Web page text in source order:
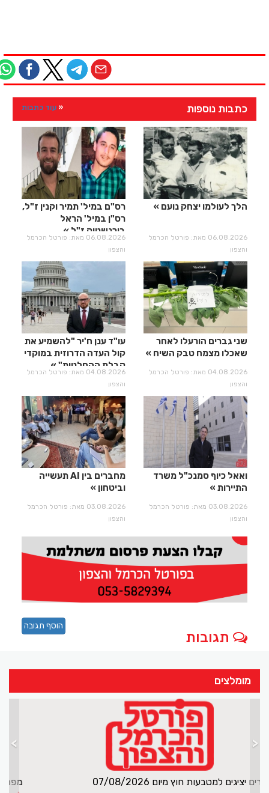
כתבות נוספות עוד כתבות
הלך לעולמו יצחק נועם
06.08.2026 מאת: פורטל הכרמל
והצפון
רס"ם במיל' תמיר וקנין ז"ל,
רס"ן במיל' הראל
בירנשטוק ז"ל
06.08.2026 מאת: פורטל הכרמל
והצפון
שני גברים הורעלו לאחר
שאכלו מצמח טבק השיח
04.08.2026 מאת: פורטל הכרמל
והצפון
עו"ד ענן ח'יר "להשמיע את
קול העדה הדרוזית במוקדי
קבלת ההחלטות"
04.08.2026 מאת: פורטל הכרמל
והצפון
ואאל כיוף סמנכ"ל משרד
התיירות
03.08.2026 מאת: פורטל הכרמל
והצפון
מחברים בין AI תעשייה
וביטחון
03.08.2026 מאת: פורטל הכרמל
והצפון
תגובות
הוסף תגובה
מומלצים
שערים יציגים למטבעות חוץ מיום 07/08/2026
> <